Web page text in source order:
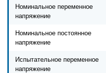
Номинальное переменное
напряжение
Номинальное постоянное
напряжение
Испытательное переменное
напряжение